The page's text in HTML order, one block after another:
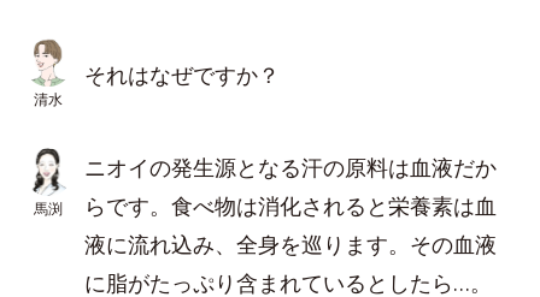
清水
それはなぜですか？
馬渕
ニオイの発生源となる汗の原料は血液だか
らです。食べ物は消化されると栄養素は血
液に流れ込み、全身を巡ります。その血液
に脂がたっぷり含まれているとしたら…。